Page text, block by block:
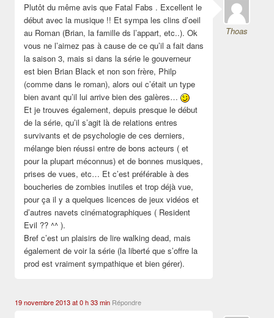
Thoas
Plutôt du même avis que Fatal Fabs . Excellent le
début avec la musique !! Et sympa les clins d’oeil
au Roman (Brian, la famille ds l’appart, etc..). Ok
vous ne l’aimez pas à cause de ce qu’il a fait dans
la saison 3, mais si dans la série le gouverneur
est bien Brian Black et non son frère, Philp
(comme dans le roman), alors oui c’était un type
bien avant qu’il lui arrive bien des galères…
Et je trouves également, depuis presque le début
de la série, qu’il s’agit là de relations entres
survivants et de psychologie de ces derniers,
mélange bien réussi entre de bons acteurs ( et
pour la plupart méconnus) et de bonnes musiques,
prises de vues, etc… Et c’est préférable à des
boucheries de zombies inutiles et trop déjà vue,
pour ça il y a quelques licences de jeux vidéos et
d’autres navets cinématographiques ( Resident
Evil ?? ^^ ).
Bref c’est un plaisirs de lire walking dead, mais
également de voir la série (la liberté que s’offre la
prod est vraiment sympathique et bien gérer).
19 novembre 2013 at 0 h 33 min Répondre